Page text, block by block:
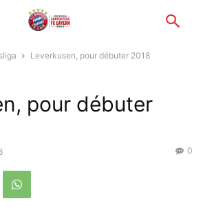
Leverkusen, pour débuter 2018
pour débuter
0